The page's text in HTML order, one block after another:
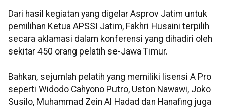
Dari hasil kegiatan yang digelar Asprov Jatim untuk
pemilihan Ketua APSSI Jatim, Fakhri Husaini terpilih
secara aklamasi dalam konferensi yang dihadiri oleh
sekitar 450 orang pelatih se-Jawa Timur.
Bahkan, sejumlah pelatih yang memiliki lisensi A Pro
seperti Widodo Cahyono Putro, Uston Nawawi, Joko
Susilo, Muhammad Zein Al Hadad dan Hanafing juga